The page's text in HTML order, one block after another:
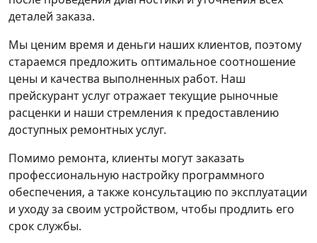
деталей заказа.
Мы ценим время и деньги наших клиентов, поэтому
стараемся предложить оптимальное соотношение
цены и качества выполненных работ. Наш
прейскурант услуг отражает текущие рыночные
расценки и наши стремления к предоставлению
доступных ремонтных услуг.
Помимо ремонта, клиенты могут заказать
профессиональную настройку программного
обеспечения, а также консультацию по эксплуатации
и уходу за своим устройством, чтобы продлить его
срок службы.